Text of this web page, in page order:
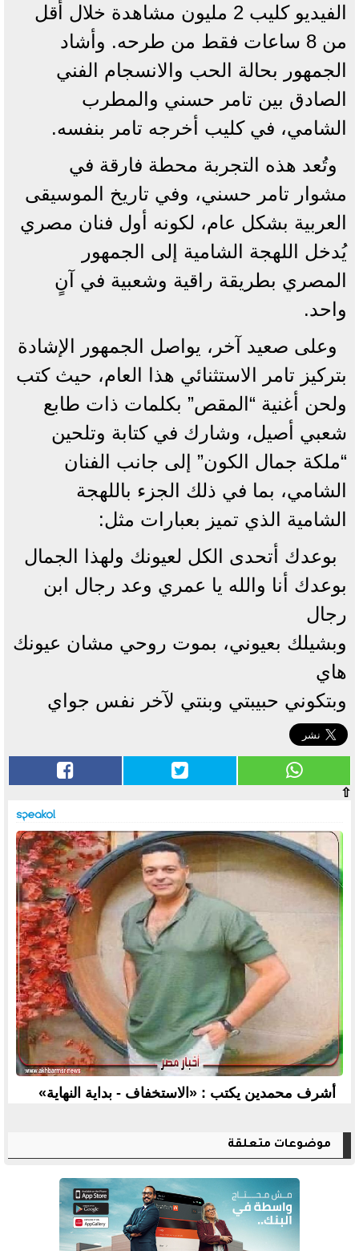
الفيديو كليب 2 مليون مشاهدة خلال أقل
من 8 ساعات فقط من طرحه. وأشاد
الجمهور بحالة الحب والانسجام الفني
الصادق بين تامر حسني والمطرب
الشامي، في كليب أخرجه تامر بنفسه.
وتُعد هذه التجربة محطة فارقة في
مشوار تامر حسني، وفي تاريخ الموسيقى
العربية بشكل عام، لكونه أول فنان مصري
يُدخل اللهجة الشامية إلى الجمهور
المصري بطريقة راقية وشعبية في آنٍ
واحد.
وعلى صعيد آخر، يواصل الجمهور الإشادة
بتركيز تامر الاستثنائي هذا العام، حيث كتب
ولحن أغنية “المقص” بكلمات ذات طابع
شعبي أصيل، وشارك في كتابة وتلحين
“ملكة جمال الكون” إلى جانب الفنان
الشامي، بما في ذلك الجزء باللهجة
الشامية الذي تميز بعبارات مثل:
بوعدك أتحدى الكل لعيونك ولهذا الجمال
بوعدك أنا والله يا عمري وعد رجال ابن
رجال
وبشيلك بعيوني، بموت روحي مشان عيونك
هاي
وبتكوني حبيبتي وبنتي لآخر نفس جواي
⇧
أشرف محمدين يكتب : «الاستخفاف - بداية النهاية»
موضوعات متعلقة